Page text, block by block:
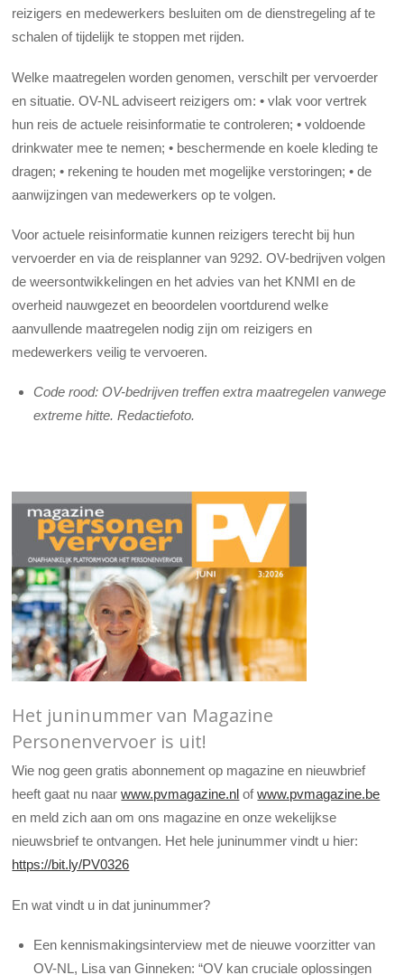
reizigers en medewerkers besluiten om de dienstregeling af te
schalen of tijdelijk te stoppen met rijden.
Welke maatregelen worden genomen, verschilt per vervoerder
en situatie. OV-NL adviseert reizigers om: • vlak voor vertrek
hun reis de actuele reisinformatie te controleren; • voldoende
drinkwater mee te nemen; • beschermende en koele kleding te
dragen; • rekening te houden met mogelijke verstoringen; • de
aanwijzingen van medewerkers op te volgen.
Voor actuele reisinformatie kunnen reizigers terecht bij hun
vervoerder en via de reisplanner van 9292. OV-bedrijven volgen
de weersontwikkelingen en het advies van het KNMI en de
overheid nauwgezet en beoordelen voortdurend welke
aanvullende maatregelen nodig zijn om reizigers en
medewerkers veilig te vervoeren.
Code rood: OV-bedrijven treffen extra maatregelen vanwege
extreme hitte. Redactiefoto.
Het juninummer van Magazine
Personenvervoer is uit!
Wie nog geen gratis abonnement op magazine en nieuwbrief
heeft gaat nu naarwww.pvmagazine.nl ofwww.pvmagazine.be
en meld zich aan om ons magazine en onze wekelijkse
nieuwsbrief te ontvangen. Het hele juninummer vindt u hier:
https://bit.ly/PV0326
En wat vindt u in dat juninummer?
Een kennismakingsinterview met de nieuwe voorzitter van
OV-NL, Lisa van Ginneken: “OV kan cruciale oplossingen